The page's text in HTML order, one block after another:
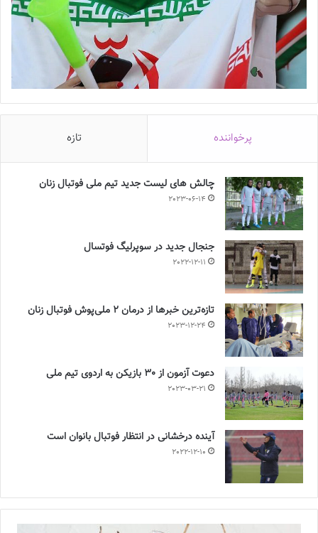
پرخواننده تازه
چالش هاى ليست جدید تيم ملى فوتبال زنان
2023-06-14
جنجال جدید در سوپرلیگ فوتسال
2022-12-11
تازه‌ترین خبرها از درمان ۲ ملی‌پوش فوتبال زنان
2023-12-24
دعوت آزمون از 30 بازیکن به اردوی تیم ملی
2023-03-21
آینده درخشانی در انتظار فوتبال بانوان است
2022-12-10